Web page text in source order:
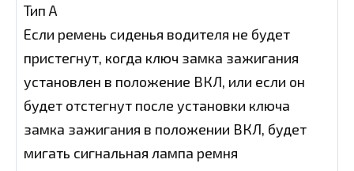
Тип А
Если ремень сиденья водителя не будет
пристегнут, когда ключ замка зажигания
установлен в положение ВКЛ, или если он
будет отстегнут после установки ключа
замка зажигания в положении ВКЛ, будет
мигать сигнальная лампа ремня